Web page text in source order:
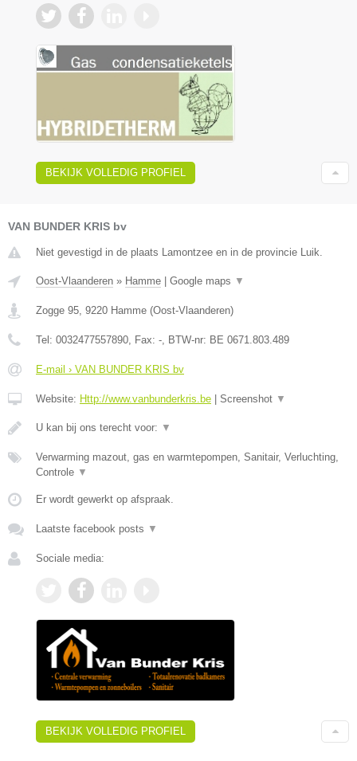
BEKIJK VOLLEDIG PROFIEL
VAN BUNDER KRIS bv
Niet gevestigd in de plaats Lamontzee en in de provincie Luik.
Oost-Vlaanderen » Hamme Google maps ▼
Zogge 95, 9220 Hamme (Oost-Vlaanderen)
Tel: 0032477557890, Fax: -, BTW-nr: BE 0671.803.489
E-mail › VAN BUNDER KRIS bv
Website: Http://www.vanbunderkris.be Screenshot ▼
U kan bij ons terecht voor: ▼
Verwarming mazout, gas en warmtepompen, Sanitair, Verluchting,
Controle ▼
Er wordt gewerkt op afspraak.
Laatste facebook posts ▼
Sociale media:
BEKIJK VOLLEDIG PROFIEL